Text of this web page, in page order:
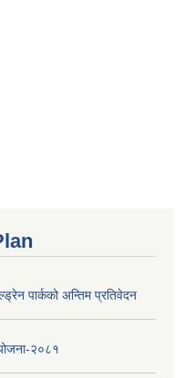
पार्कको अन्तिम प्रतिवेदन
२०८१